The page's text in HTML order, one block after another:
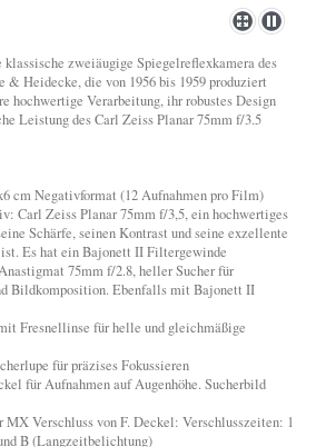
zweiäugige Spiegelreflexkamera des
& Heidecke, die von 1956 bis 1959 produziert
hochwertige Verarbeitung, ihr robustes Design
Leistung des Carl Zeiss Planar 75mm f/3.5
cm Negativformat (12 Aufnahmen pro Film)
Carl Zeiss Planar 75mm f/3,5, ein hochwertiges
Schärfe, seinen Kontrast und seine exzellente
Es hat ein Bajonett II Filtergewinde
75mm f/2.8, heller Sucher für
Bildkomposition. Ebenfalls mit Bajonett II
Fresnellinse für helle und gleichmäßige
für präzises Fokussieren
für Aufnahmen auf Augenhöhe. Sucherbild
MX Verschluss von F. Deckel: Verschlusszeiten: 1
B (Langzeitbelichtung)